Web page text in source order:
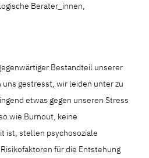
Berater_innen,
Bestandteil unserer
gestresst, wir leiden unter zu
etwas gegen unseren Stress
wie Burnout, keine
ist, stellen psychosoziale
für die Entstehung